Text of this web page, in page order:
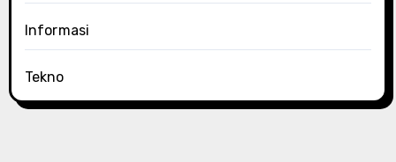
Informasi
Tekno